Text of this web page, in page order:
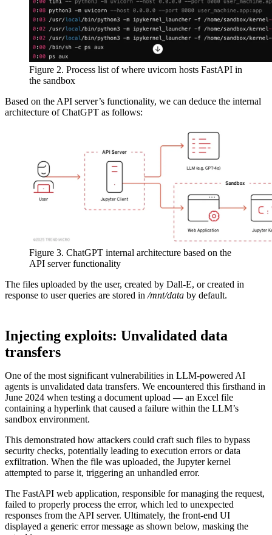
Figure 2. Process list of where uvicorn hosts FastAPI in
the sandbox
Based on the API server’s functionality, we can deduce the internal
architecture of ChatGPT as follows:
Figure 3. ChatGPT internal architecture based on the
API server functionality
The files uploaded by the user, created by Dall-E, or created in
response to user queries are stored in /mnt/data by default.
Injecting exploits: Unvalidated data
transfers
One of the most significant vulnerabilities in LLM-powered AI
agents is unvalidated data transfers. We encountered this firsthand in
June 2024 when testing a document upload — an Excel file
containing a hyperlink that caused a failure within the LLM’s
sandbox environment.
This demonstrated how attackers could craft such files to bypass
security checks, potentially leading to execution errors or data
exfiltration. When the file was uploaded, the Jupyter kernel
attempted to parse it, triggering an unhandled error.
The FastAPI web application, responsible for managing the request,
failed to properly process the error, which led to unexpected
responses from the API server. Ultimately, the front-end UI
displayed a generic error message as shown below, masking the